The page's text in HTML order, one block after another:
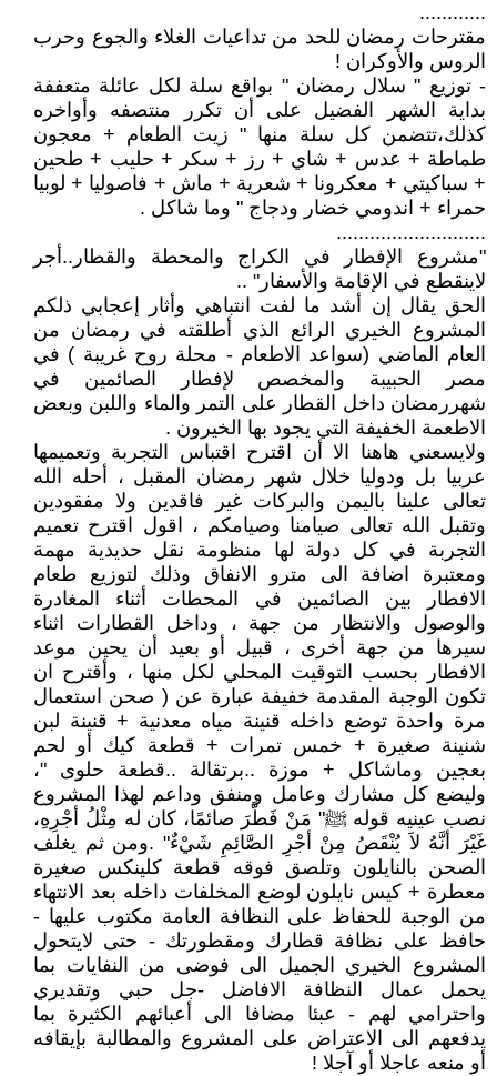
............
مقترحات رمضان للحد من تداعيات الغلاء والجوع وحرب
الروس والأوكران !
- توزيع " سلال رمضان " بواقع سلة لكل عائلة متعففة
بداية الشهر الفضيل على أن تكرر منتصفه وأواخره
كذلك،تتضمن كل سلة منها " زيت الطعام + معجون
طماطة + عدس + شاي + رز + سكر + حليب + طحين
+ سباكيتي + معكرونا + شعرية + ماش + فاصوليا + لوبيا
حمراء + اندومي خضار ودجاج " وما شاكل .
...........................
"مشروع الإفطار في الكراج والمحطة والقطار..أجر
لاينقطع في الإقامة والأسفار" ..
الحق يقال إن أشد ما لفت انتباهي وأثار إعجابي ذلكم
المشروع الخيري الرائع الذي أطلقته في رمضان من
العام الماضي (سواعد الاطعام - محلة روح غريبة ) في
مصر الحبيبة والمخصص لإفطار الصائمين في
شهررمضان داخل القطار على التمر والماء واللبن وبعض
الاطعمة الخفيفة التي يجود بها الخيرون .
ولايسعني هاهنا الا أن اقترح اقتباس التجربة وتعميمها
عربيا بل ودوليا خلال شهر رمضان المقبل ، أحله الله
تعالى علينا باليمن والبركات غير فاقدين ولا مفقودين
وتقبل الله تعالى صيامنا وصيامكم ، اقول اقترح تعميم
التجربة في كل دولة لها منظومة نقل حديدية مهمة
ومعتبرة اضافة الى مترو الانفاق وذلك لتوزيع طعام
الافطار بين الصائمين في المحطات أثناء المغادرة
والوصول والانتظار من جهة ، وداخل القطارات اثناء
سيرها من جهة أخرى ، قبيل أو بعيد أن يحين موعد
الافطار بحسب التوقيت المحلي لكل منها ، وأقترح ان
تكون الوجبة المقدمة خفيفة عبارة عن ( صحن استعمال
مرة واحدة توضع داخله قنينة مياه معدنية + قنينة لبن
شنينة صغيرة + خمس تمرات + قطعة كيك أو لحم
بعجين وماشاكل + موزة ..برتقالة ..قطعة حلوى "،
وليضع كل مشارك وعامل ومنفق وداعم لهذا المشروع
نصب عينيه قوله ﷺ" مَنْ فَطَّرَ صائمًا، كان له مِثْلُ أجْرِهِ،
غَيْرَ أنَّهُ لاَ يُنْقَصُ مِنْ أجْرِ الصَّائِمِ شَيْءٌ" .ومن ثم يغلف
الصحن بالنايلون وتلصق فوقه قطعة كلينكس صغيرة
معطرة + كيس نايلون لوضع المخلفات داخله بعد الانتهاء
من الوجبة للحفاظ على النظافة العامة مكتوب عليها -
حافظ على نظافة قطارك ومقطورتك - حتى لايتحول
المشروع الخيري الجميل الى فوضى من النفايات بما
يحمل عمال النظافة الافاضل -جل حبي وتقديري
واحترامي لهم - عبئا مضافا الى أعبائهم الكثيرة بما
يدفعهم الى الاعتراض على المشروع والمطالبة بإيقافه
أو منعه عاجلا أو آجلا !